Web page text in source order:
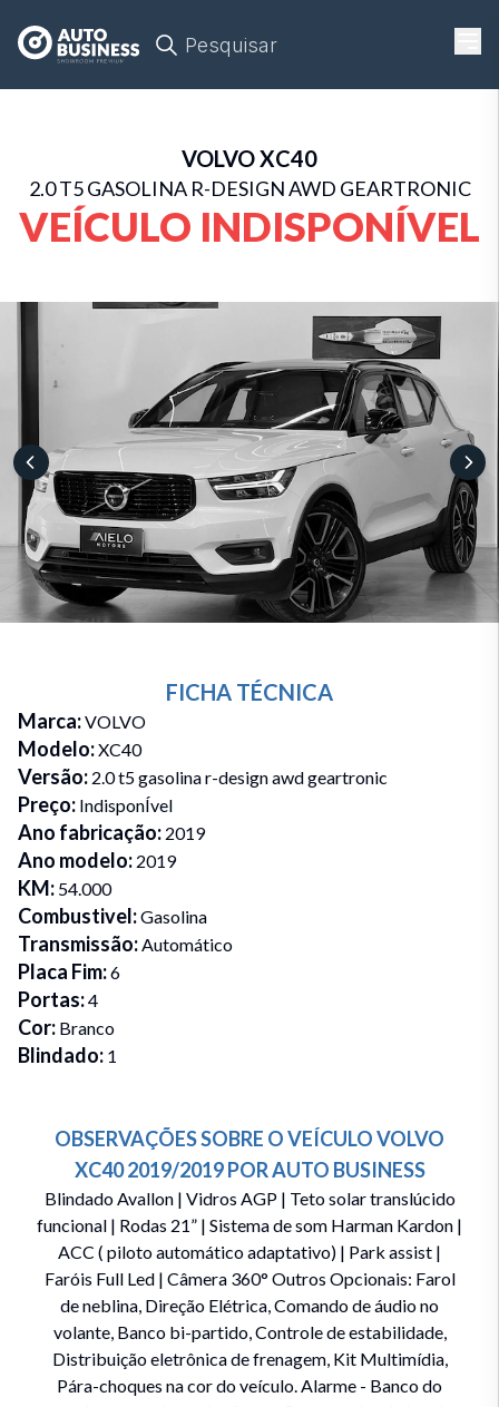
Pesquisar
VOLVOXC40
2.0 T5 GASOLINA R-DESIGN AWD GEARTRONIC
VEÍCULO INDISPONÍVEL
FICHA TÉCNICA
Marca:VOLVO
Modelo:XC40
Versão: 2.0 t5 gasolina r-design awd geartronic
Preço: IndisponÍvel
Ano fabricação: 2019
Ano modelo: 2019
KM: 54.000
Combustivel:Gasolina
Transmissão:Automático
Placa Fim:6
Portas:4
Cor: Branco
Blindado: 1
OBSERVAÇÕES SOBRE O VEÍCULOVOLVO
XC40 2019/2019PORAUTO BUSINESS
Blindado Avallon | Vidros AGP | Teto solar translúcido
funcional | Rodas 21” | Sistema de som Harman Kardon |
ACC ( piloto automático adaptativo) | Park assist |
Faróis Full Led | Câmera 360° Outros Opcionais: Farol
de neblina, Direção Elétrica, Comando de áudio no
volante, Banco bi-partido, Controle de estabilidade,
Distribuição eletrônica de frenagem, Kit Multimídia,
Pára-choques na cor do veículo. Alarme - Banco do